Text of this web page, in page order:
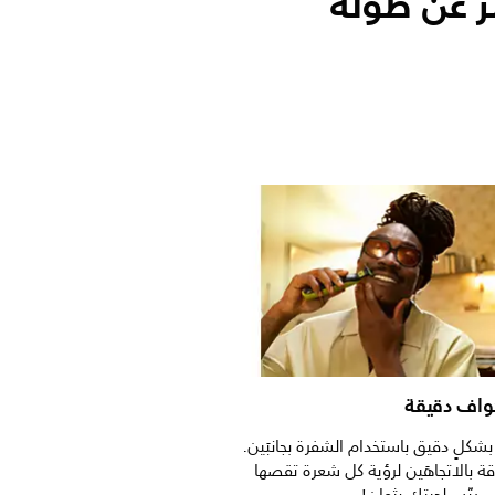
دقيقة
دقيق باستخدام الشفرة بجانبَين.
بالاتجاهَين لرؤية كل شعرة تقصها